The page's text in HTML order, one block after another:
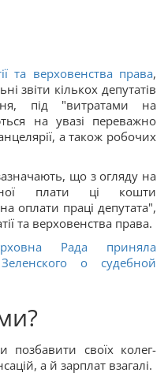
та верховенства права,
звіти кількох депутатів
під "витратами на
на увазі переважно
а також робочих
що з огляду на
плати ці кошти
оплати праці депутата",
та верховенства права.
Рада приняла
о судебной
позбавити своїх колег-
а й зарплат взагалі.